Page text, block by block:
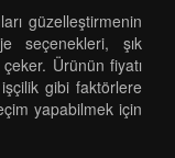
güzelleştirmenin
seçenekleri, şık
çeker. Ürünün fiyatı
gibi faktörlere
yapabilmek için